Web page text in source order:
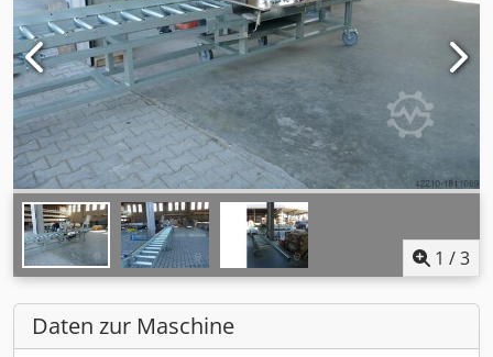
1 /3
Daten zur Maschine